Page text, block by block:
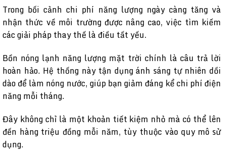
Trong bối cảnh chi phí năng lượng ngày càng tăng và
nhận thức về môi trường được nâng cao, việc tìm kiếm
các giải pháp thay thế là điều tất yếu.
Bồn nóng lạnh năng lượng mặt trời chính là câu trả lời
hoàn hảo. Hệ thống này tận dụng ánh sáng tự nhiên dồi
dào để làm nóng nước, giúp bạn giảm đáng kể chi phí điện
năng mỗi tháng.
Đây không chỉ là một khoản tiết kiệm nhỏ mà có thể lên
đến hàng triệu đồng mỗi năm, tùy thuộc vào quy mô sử
dụng.